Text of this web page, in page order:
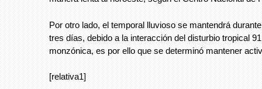
Por otro lado, el temporal lluvioso se mantendrá
tres días, debido a la interacción del disturbio tropical
monzónica, es por ello que se determinó mantener
[relativa1]